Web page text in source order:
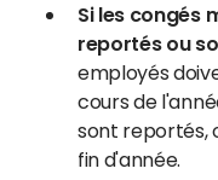
Si les congés
reportés ou
employés
cours de
sont reportés,
fin d'année.